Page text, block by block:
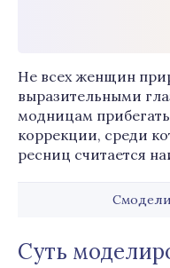
Не всех женщин
выразительными
модницам
коррекции, среди
ресниц считается
Суть